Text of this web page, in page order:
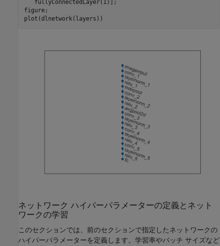
   fullyConnectedLayer(1)];
figure;
plot(dlnetwork(layers))
ネットワーク ハイパーパラメーターの定義とネット
ワークの学習
このセクションでは、前のセクションで指定したネットワークの
ハイパーパラメーターを定義します。学習率やバッチ サイズなど